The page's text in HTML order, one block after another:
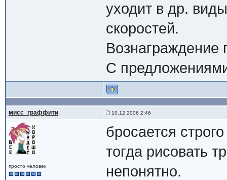
уходит в др.
скоростей.
Вознаграждение
С
мисс_граффити 10.12.2006 2:46
просто человек
бросается
тогда рисовать
непонятно.